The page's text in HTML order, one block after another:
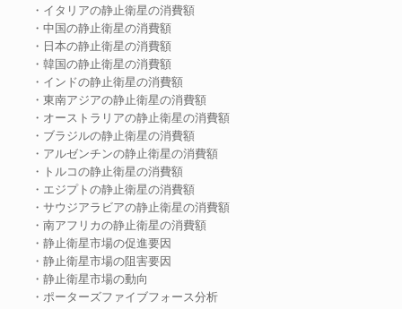
・イタリアの静止衛星の消費額
・中国の静止衛星の消費額
・日本の静止衛星の消費額
・韓国の静止衛星の消費額
・インドの静止衛星の消費額
・東南アジアの静止衛星の消費額
・オーストラリアの静止衛星の消費額
・ブラジルの静止衛星の消費額
・アルゼンチンの静止衛星の消費額
・トルコの静止衛星の消費額
・エジプトの静止衛星の消費額
・サウジアラビアの静止衛星の消費額
・南アフリカの静止衛星の消費額
・静止衛星市場の促進要因
・静止衛星市場の阻害要因
・静止衛星市場の動向
・ポーターズファイブフォース分析